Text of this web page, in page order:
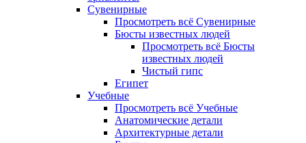
Сувенирные
Просмотреть всё Сувенирные
Бюсты известных людей
Просмотреть всё Бюсты
известных людей
Чистый гипс
Египет
Учебные
Просмотреть всё Учебные
Анатомические детали
Архитектурные детали